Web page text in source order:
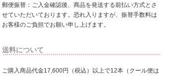
郵便振替：ご入金確認後、商品を発送する前払い方式とさ
せていただいております。恐れ入りますが、振替手数料は
お客様のご負担でお願い申し上げます。
送料について
ご購入商品代金17,600円（税込）以上で12本（クール便は